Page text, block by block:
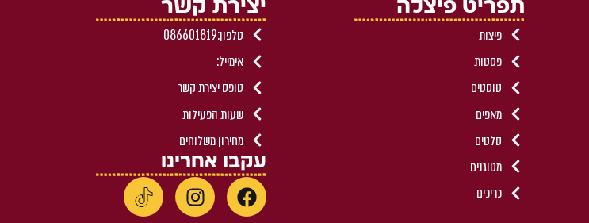
תפריט פיצלה
פיצות
פסטות
טוסטים
מאפים
סלטים
מטוגנים
כריכים
יצירת קשר
טלפון:086601819
אימייל:
טופס יצירת קשר
שעות הפעילות
מחירון משלוחים
עקבו אחרינו